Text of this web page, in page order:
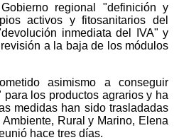
regional "definición y
activos y fitosanitarios del
inmediata del IVA" y
a la baja de los módulos
asimismo a conseguir
los productos agrarios y ha
medidas han sido trasladadas
Rural y Marino, Elena
hace tres días.